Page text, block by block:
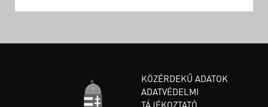
KÖZÉRDEKŰ ADATOK
ADATVÉDELMI
TÁJÉKOZTATÓ